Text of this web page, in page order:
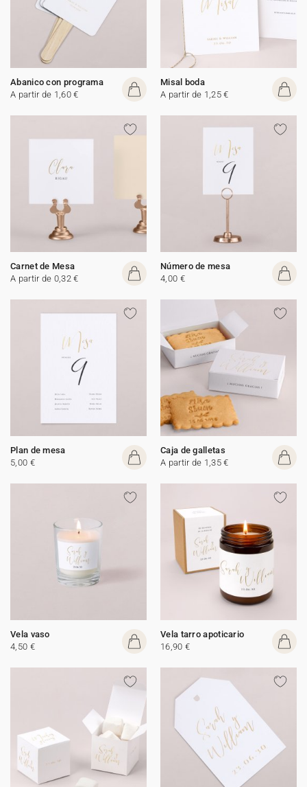
Abanico con programa
A partir de 1,60 €
Misal boda
A partir de 1,25 €
Carnet de Mesa
A partir de 0,32 €
Número de mesa
4,00 €
Plan de mesa
5,00 €
Caja de galletas
A partir de 1,35 €
Vela vaso
4,50 €
Vela tarro apoticario
16,90 €